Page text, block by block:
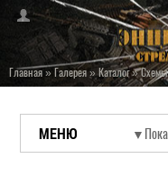
Главная»Галерея»Каталог»Схемы
МЕНЮ